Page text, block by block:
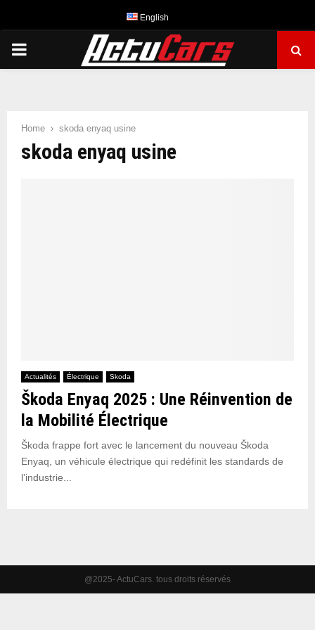
English
PRIMARY
Home skoda enyaq usine
skoda enyaq usine
Actualités Électrique Skoda
Škoda Enyaq 2025 : Une Réinvention de
la Mobilité Électrique
Škoda frappe fort avec le lancement du nouveau Škoda
Enyaq, un véhicule électrique qui redéfinit les standards de
l’industrie...
@2025- ActuCars. tous droits réservés